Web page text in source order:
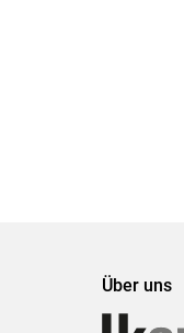
Über uns